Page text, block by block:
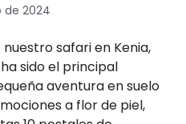
de 2024
safari en Kenia,
sido el principal
aventura en suelo
a flor de piel,